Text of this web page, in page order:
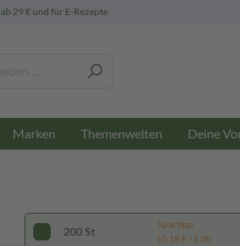
ab 29 € und für E-Rezepte
Marken Themenwelten Deine
200 St
Spartipp
(0,18 € / 1 St)